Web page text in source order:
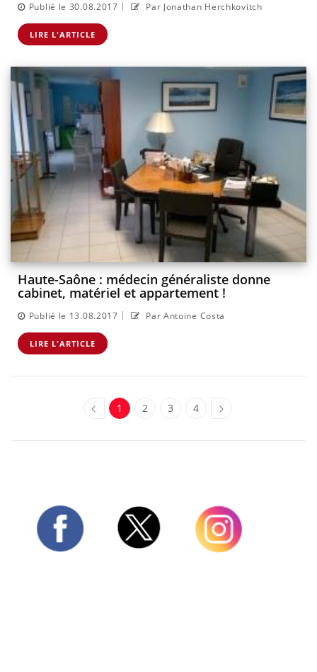
Publié le 30.08.2017 | Par Jonathan Herchkovitch
LIRE L'ARTICLE
Haute-Saône : médecin généraliste donne
cabinet, matériel et appartement !
Publié le 13.08.2017 | Par Antoine Costa
LIRE L'ARTICLE
1 2 3 4